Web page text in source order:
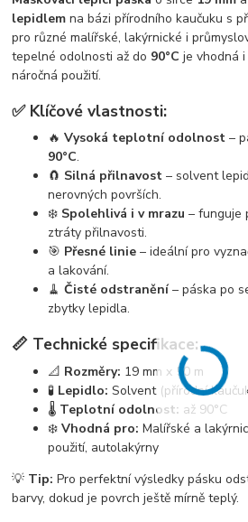
lepidlem na bázi přírodního kaučuku s
pro různé malířské, lakýrnické i
tepelné odolnosti až do 90°C je vhodná
náročná použití.
✅ Klíčové vlastnosti:
🔥Vysoká teplotní odolnost –
90°C.
🧲 Silná přilnavost – solvent
nerovných površích.
❄️ Spolehlivá i v mrazu – funguje
ztráty přilnavosti.
🎯 Přesné linie – ideální pro
a lakování.
🧹Čisté odstranění– páska po
zbytky lepidla.
📏 Technické specifikace:
📐 Rozměry: 19 mm x 50 m
🧪 Lepidlo: Solvent (přírodní
🌡️ Teplotní odolnost: až 90°C
❄️Vhodná pro: Malířské a
použití, autolakýrny
💡 Tip: Pro perfektní výsledky pásku
barvy, dokud je povrch ještě mírně teplý.